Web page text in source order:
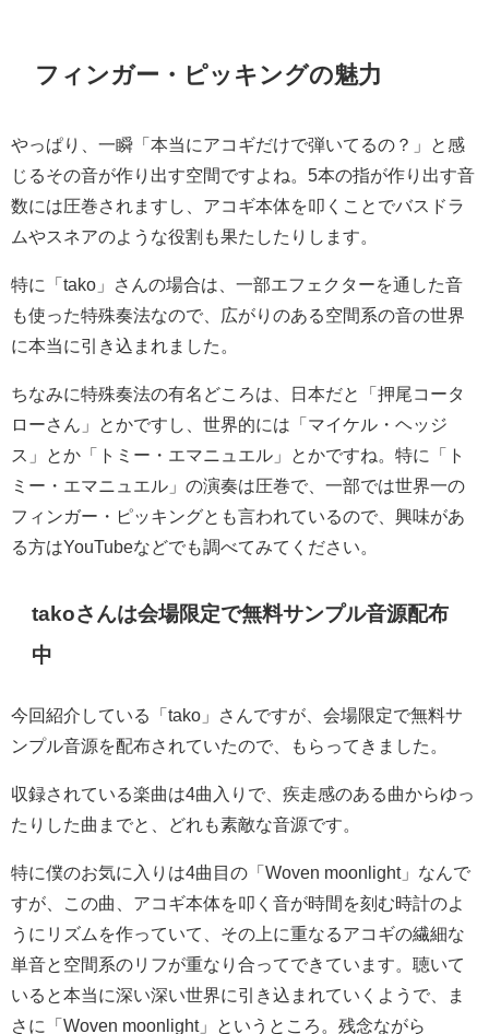
フィンガー・ピッキングの魅力
やっぱり、一瞬「本当にアコギだけで弾いてるの？」と感
じるその音が作り出す空間ですよね。5本の指が作り出す音
数には圧巻されますし、アコギ本体を叩くことでバスドラ
ムやスネアのような役割も果たしたりします。
特に「tako」さんの場合は、一部エフェクターを通した音
も使った特殊奏法なので、広がりのある空間系の音の世界
に本当に引き込まれました。
ちなみに特殊奏法の有名どころは、日本だと「押尾コータ
ローさん」とかですし、世界的には「マイケル・ヘッジ
ス」とか「トミー・エマニュエル」とかですね。特に「ト
ミー・エマニュエル」の演奏は圧巻で、一部では世界一の
フィンガー・ピッキングとも言われているので、興味があ
る方はYouTubeなどでも調べてみてください。
takoさんは会場限定で無料サンプル音源配布
中
今回紹介している「tako」さんですが、会場限定で無料サ
ンプル音源を配布されていたので、もらってきました。
収録されている楽曲は4曲入りで、疾走感のある曲からゆっ
たりした曲までと、どれも素敵な音源です。
特に僕のお気に入りは4曲目の「Woven moonlight」なんで
すが、この曲、アコギ本体を叩く音が時間を刻む時計のよ
うにリズムを作っていて、その上に重なるアコギの繊細な
単音と空間系のリフが重なり合ってできています。聴いて
いると本当に深い深い世界に引き込まれていくようで、ま
さに「Woven moonlight」というところ。残念ながら